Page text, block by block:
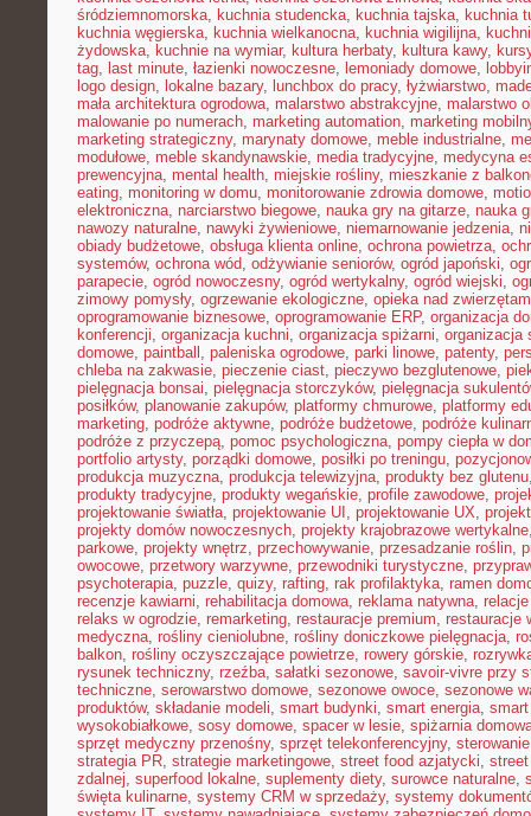
śródziemnomorska, kuchnia studencka, kuchnia tajska, kuchnia
kuchnia węgierska, kuchnia wielkanocna, kuchnia wigilijna,
żydowska, kuchnie na wymiar, kultura herbaty, kultura kawy,
tag, last minute, łazienki nowoczesne, lemoniady domowe,
logo design, lokalne bazary, lunchbox do pracy, łyżwiarstwo,
mała architektura ogrodowa, malarstwo abstrakcyjne, malarstwo
malowanie po numerach, marketing automation, marketing
marketing strategiczny, marynaty domowe, meble industrialne,
modułowe, meble skandynawskie, media tradycyjne, medycyna
prewencyjna, mental health, miejskie rośliny, mieszkanie z
eating, monitoring w domu, monitorowanie zdrowia domowe,
elektroniczna, narciarstwo biegowe, nauka gry na gitarze, nauka
nawozy naturalne, nawyki żywieniowe, niemarnowanie jedzenia,
obiady budżetowe, obsługa klienta online, ochrona powietrza,
systemów, ochrona wód, odżywianie seniorów, ogród japoński,
parapecie, ogród nowoczesny, ogród wertykalny, ogród wiejski,
zimowy pomysły, ogrzewanie ekologiczne, opieka nad
oprogramowanie biznesowe, oprogramowanie ERP, organizacja
konferencji, organizacja kuchni, organizacja spiżarni, organizacja
domowe, paintball , paleniska ogrodowe, parki linowe, patenty,
chleba na zakwasie, pieczenie ciast, pieczywo bezglutenowe,
pielęgnacja bonsai, pielęgnacja storczyków, pielęgnacja
posiłków, planowanie zakupów, platformy chmurowe, platformy
marketing, podróże aktywne, podróże budżetowe, podróże
podróże z przyczepą, pomoc psychologiczna, pompy ciepła w
portfolio artysty, porządki domowe, posiłki po treningu,
produkcja muzyczna, produkcja telewizyjna, produkty bez glutenu
produkty tradycyjne, produkty wegańskie, profile zawodowe,
projektowanie światła, projektowanie UI , projektowanie UX,
projekty domów nowoczesnych, projekty krajobrazowe wertykalne
parkowe, projekty wnętrz, przechowywanie, przesadzanie roślin,
owocowe, przetwory warzywne, przewodniki turystyczne,
psychoterapia, puzzle, quizy, rafting, rak profilaktyka, ramen
recenzje kawiarni, rehabilitacja domowa, reklama natywna,
relaks w ogrodzie, remarketing, restauracje premium, restauracje
medyczna, rośliny cieniolubne, rośliny doniczkowe pielęgnacja,
balkon, rośliny oczyszczające powietrze, rowery górskie,
rysunek techniczny, rzeźba, sałatki sezonowe, savoir-vivre przy
techniczne, serowarstwo domowe, sezonowe owoce, sezonowe
produktów, składanie modeli, smart budynki, smart energia,
wysokobiałkowe, sosy domowe, spacer w lesie, spiżarnia
sprzęt medyczny przenośny, sprzęt telekonferencyjny,
strategia PR, strategie marketingowe, street food azjatycki, street
zdalnej, superfood lokalne, suplementy diety, surowce naturalne,
święta kulinarne, systemy CRM w sprzedaży, systemy